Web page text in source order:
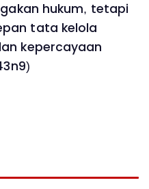
hukum, tetapi
tata kelola
kepercayaan